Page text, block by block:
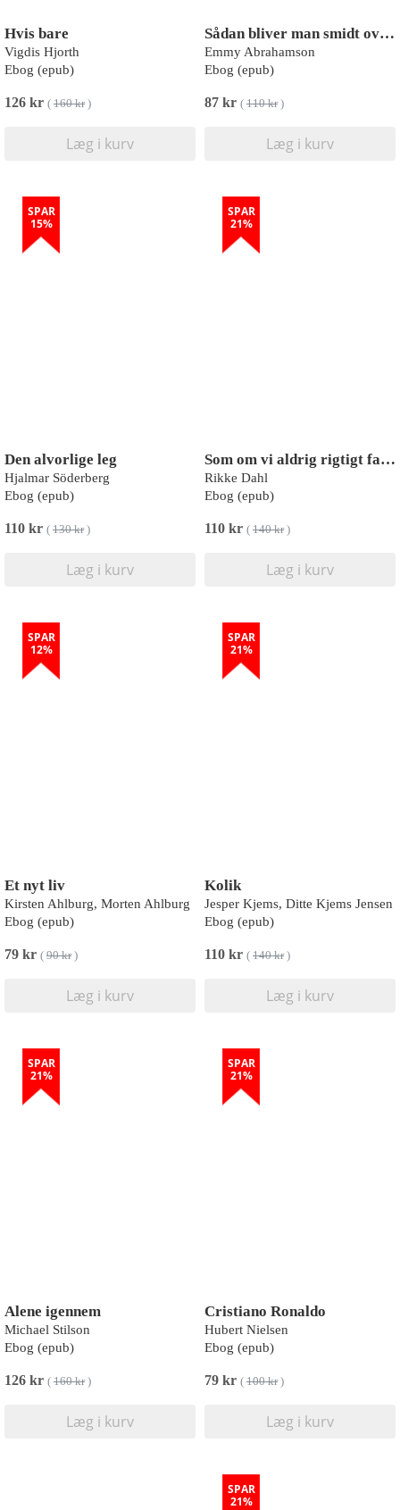
Hvis bare
Vigdis Hjorth
Ebog (epub)
126 kr ( 160 kr)
Læg i kurv
Sådan bliver man smidt overbord
Emmy Abrahamson
Ebog (epub)
87 kr ( 110 kr)
Læg i kurv
SPAR
15%
Den alvorlige leg
Hjalmar Söderberg
Ebog (epub)
110 kr ( 130 kr)
Læg i kurv
SPAR
21%
Som om vi aldrig rigtigt fandtes
Rikke Dahl
Ebog (epub)
110 kr ( 140 kr)
Læg i kurv
SPAR
12%
Et nyt liv
Kirsten Ahlburg, Morten Ahlburg
Ebog (epub)
79 kr ( 90 kr)
Læg i kurv
SPAR
21%
Kolik
Jesper Kjems, Ditte Kjems Jensen
Ebog (epub)
110 kr ( 140 kr)
Læg i kurv
SPAR
21%
Alene igennem
Michael Stilson
Ebog (epub)
126 kr ( 160 kr)
Læg i kurv
SPAR
21%
Cristiano Ronaldo
Hubert Nielsen
Ebog (epub)
79 kr ( 100 kr)
Læg i kurv
SPAR
21%